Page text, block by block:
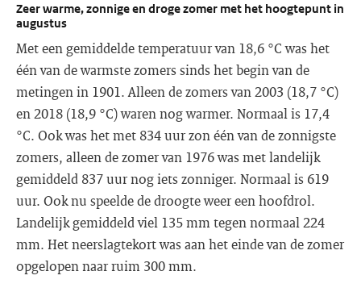
Zeer warme, zonnige en droge zomer met het hoogtepunt in
augustus
Met een gemiddelde temperatuur van 18,6 °C was het
één van de warmste zomers sinds het begin van de
metingen in 1901. Alleen de zomers van 2003 (18,7 °C)
en 2018 (18,9 °C) waren nog warmer. Normaal is 17,4
°C. Ook was het met 834 uur zon één van de zonnigste
zomers, alleen de zomer van 1976 was met landelijk
gemiddeld 837 uur nog iets zonniger. Normaal is 619
uur. Ook nu speelde de droogte weer een hoofdrol.
Landelijk gemiddeld viel 135 mm tegen normaal 224
mm. Het neerslagtekort was aan het einde van de zomer
opgelopen naar ruim 300 mm.